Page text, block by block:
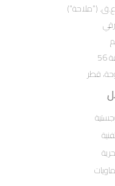
("ملاحة")